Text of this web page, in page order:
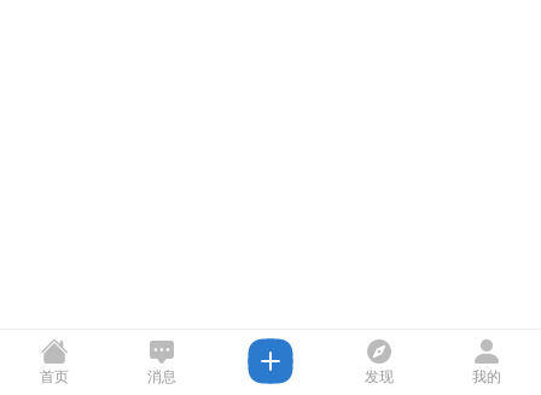
首页 消息 发现 我的